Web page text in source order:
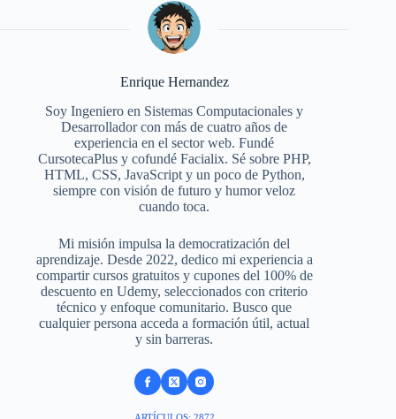
Enrique Hernandez
Soy Ingeniero en Sistemas Computacionales y
Desarrollador con más de cuatro años de
experiencia en el sector web. Fundé
CursotecaPlus y cofundé Facialix. Sé sobre PHP,
HTML, CSS, JavaScript y un poco de Python,
siempre con visión de futuro y humor veloz
cuando toca.
Mi misión impulsa la democratización del
aprendizaje. Desde 2022, dedico mi experiencia a
compartir cursos gratuitos y cupones del 100% de
descuento en Udemy, seleccionados con criterio
técnico y enfoque comunitario. Busco que
cualquier persona acceda a formación útil, actual
y sin barreras.